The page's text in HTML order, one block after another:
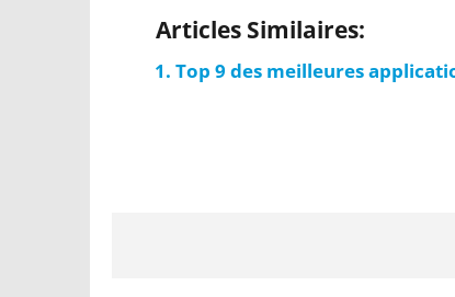
Articles Similaires:
Top 9 des meilleures